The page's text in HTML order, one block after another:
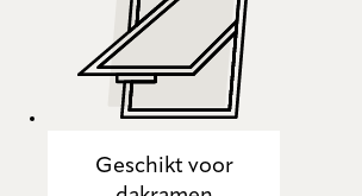
Geschikt voor